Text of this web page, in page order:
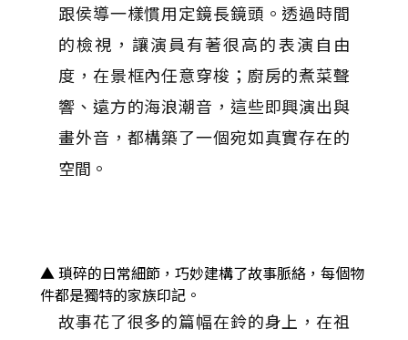
跟侯導一樣慣用定鏡長鏡頭。透過時間
的檢視，讓演員有著很高的表演自由
度，在景框內任意穿梭；廚房的煮菜聲
響、遠方的海浪潮音，這些即興演出與
畫外音，都構築了一個宛如真實存在的
空間。
▲ 瑣碎的日常細節，巧妙建構了故事脈絡，每個物
件都是獨特的家族印記。
故事花了很多的篇幅在鈴的身上，在祖